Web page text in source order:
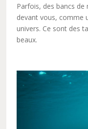
Parfois, des bancs
devant vous, comme
univers. Ce sont des
beaux.